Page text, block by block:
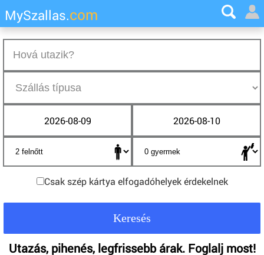
MySzallas.com
2026-08-09 2026-08-10
Csak szép kártya elfogadóhelyek érdekelnek
Utazás, pihenés, legfrissebb árak. Foglalj most!